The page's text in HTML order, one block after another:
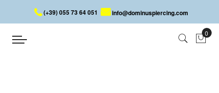
(+39) 055 73 64 051 info@dominuspiercing.com